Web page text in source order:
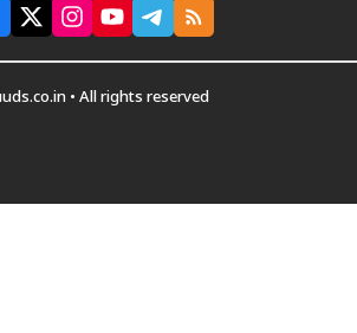
• All rights reserved